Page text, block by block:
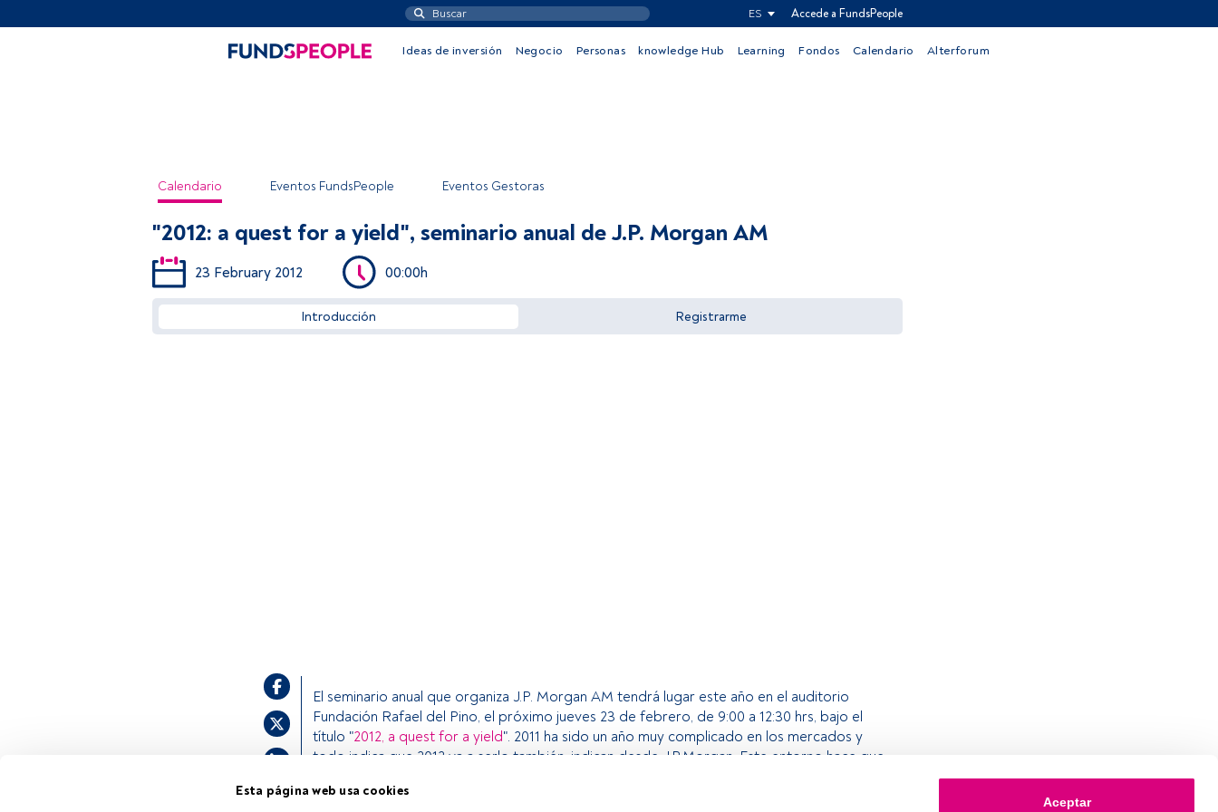
Esta página web usa cookies
Aceptar
ES Accede a FundsPeople
Ideas de inversión Negocio Personas knowledge Hub Learning Fondos Calendario Alterforum
Calendario Eventos FundsPeople Eventos Gestoras
"2012: a quest for a yield", seminario anual de J.P. Morgan AM
23 February 2012 00:00h
Introducción Registrarme
El seminario anual que organiza J.P. Morgan AM tendrá lugar este año en el auditorio
Fundación Rafael del Pino, el próximo jueves 23 de febrero, de 9:00 a 12:30 hrs, bajo el
título "2012, a quest for a yield". 2011 ha sido un año muy complicado en los mercados y
todo indica que 2012 va a serlo también, indican desde J.P.Morgan. Este entorno hace que
carteras de inversión con niveles adecuados de rieso. Por eso, desde J.P.Morgan AM